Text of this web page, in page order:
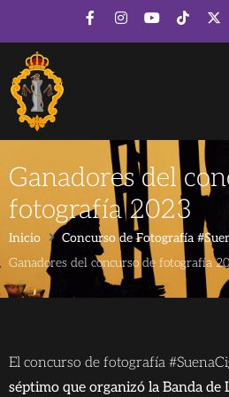
Ganadores del
fotografía 2023
Inicio
Concurso de Fotografía
Ganadores del concurso de fotografía
El concurso de fotografía
séptimo que organizó la Banda de